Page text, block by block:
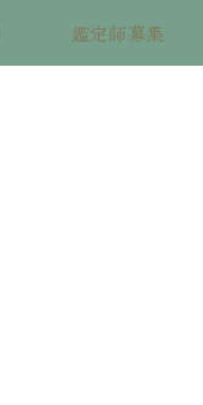
鑑定師募集